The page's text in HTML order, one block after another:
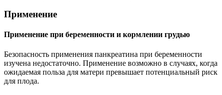
Применение
Применение при беременности и кормлении грудью
Безопасность применения панкреатина при беременности
изучена недостаточно. Применение возможно в случаях, когда
ожидаемая польза для матери превышает потенциальный риск
для плода.